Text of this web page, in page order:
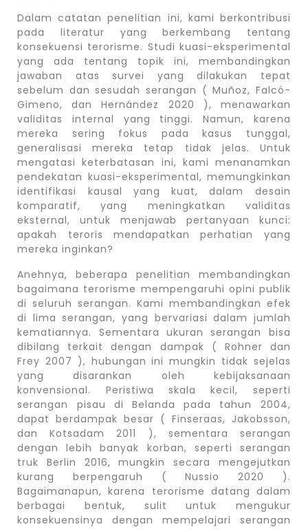
Dalam catatan penelitian ini, kami berkontribusi
pada literatur yang berkembang tentang
konsekuensi terorisme. Studi kuasi-eksperimental
yang ada tentang topik ini, membandingkan
jawaban atas survei yang dilakukan tepat
sebelum dan sesudah serangan ( Muñoz, Falcó-
Gimeno, dan Hernández 2020 ), menawarkan
validitas internal yang tinggi. Namun, karena
mereka sering fokus pada kasus tunggal,
generalisasi mereka tetap tidak jelas. Untuk
mengatasi keterbatasan ini, kami menanamkan
pendekatan kuasi-eksperimental, memungkinkan
identifikasi kausal yang kuat, dalam desain
komparatif, yang meningkatkan validitas
eksternal, untuk menjawab pertanyaan kunci:
apakah teroris mendapatkan perhatian yang
mereka inginkan?
Anehnya, beberapa penelitian membandingkan
bagaimana terorisme mempengaruhi opini publik
di seluruh serangan. Kami membandingkan efek
di lima serangan, yang bervariasi dalam jumlah
kematiannya. Sementara ukuran serangan bisa
dibilang terkait dengan dampak ( Rohner dan
Frey 2007 ), hubungan ini mungkin tidak sejelas
yang disarankan oleh kebijaksanaan
konvensional. Peristiwa skala kecil, seperti
serangan pisau di Belanda pada tahun 2004,
dapat berdampak besar ( Finseraas, Jakobsson,
dan Kotsadam 2011 ), sementara serangan
dengan lebih banyak korban, seperti serangan
truk Berlin 2016, mungkin secara mengejutkan
kurang berpengaruh ( Nussio 2020 ).
Bagaimanapun, karena terorisme datang dalam
berbagai bentuk, sulit untuk mengukur
konsekuensinya dengan mempelajari serangan